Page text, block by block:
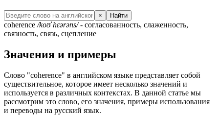
× Найти
coherence /koʊˈhɛərəns/- согласованность, слаженность,
связность, связь, сцепление
Значения и примеры
Слово "coherence" в английском языке представляет собой
существительное, которое имеет несколько значений и
используется в различных контекстах. В данной статье мы
рассмотрим это слово, его значения, примеры использования
и переводы на русский язык.